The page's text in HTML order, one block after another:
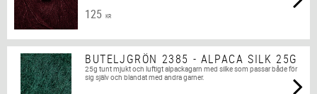
125 KR
BUTELJGRÖN 2385 - ALPACA SILK 25G
25g tunt mjukt och luftigt alpackagarn med silke som passar både för
sig själv och blandat med andra garner.